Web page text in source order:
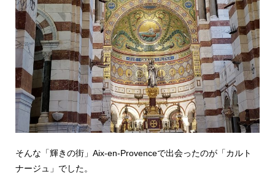
そんな「輝きの街」Aix-en-Provenceで出会ったのが「カルト
ナージュ」でした。